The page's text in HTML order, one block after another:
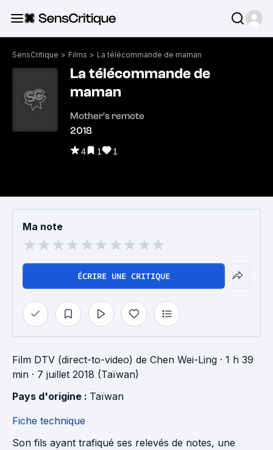
SensCritique > Films > La télécommande de maman
La télécommande de
maman
Mother's remote
2018
4 1 1
Ma note
ÉCRIRE UNE CRITIQUE
Film DTV (direct-to-video) de Chen Wei-Ling · 1 h 39
min · 7 juillet 2018 (Taïwan)
Pays d'origine : Taïwan
Fiche technique
Son fils ayant trafiqué ses relevés de notes, une